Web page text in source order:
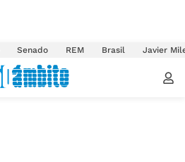
Senado REM Brasil Javier